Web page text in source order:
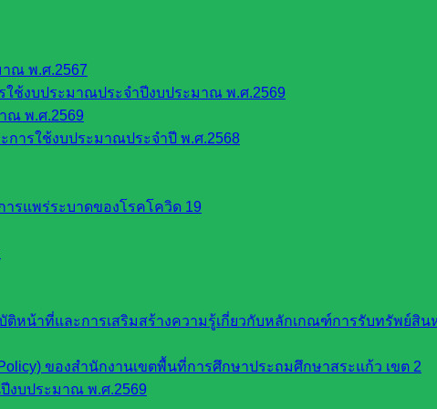
ณ พ.ศ.2567
ช้งบประมาณประจำปีงบประมาณ พ.ศ.2569
ณ พ.ศ.2569
ารใช้งบประมาณประจำปี พ.ศ.2568
รแพร่ระบาดของโรคโควิด 19
ติหน้าที่และการเสริมสร้างความรู้เกี่ยวกับหลักเกณฑ์การรับทรัพย์สิน
ของสำนักงานเขตพื้นที่การศึกษาประถมศึกษาสระแก้ว เขต 2
งบประมาณ พ.ศ.2569